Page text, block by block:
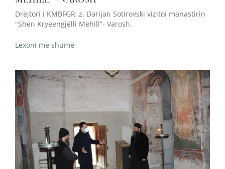
Drejtori i KMBFGR, z. Darijan Sotirovski vizitoi manastirin
"Shën Kryeengjëlli Mëhill”- Varosh.
Lexoni më shumë